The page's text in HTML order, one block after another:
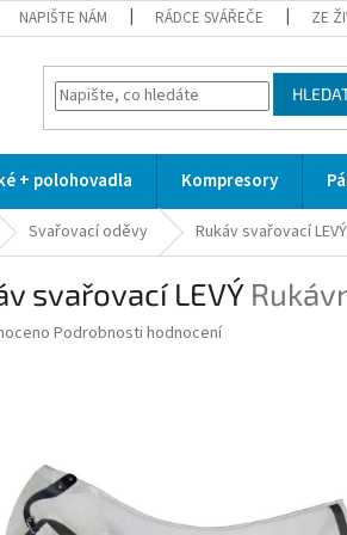
NAPIŠTE NÁM RÁDCE SVÁŘEČE ZE
+ polohovadla Kompresory
Svařovací oděvy Rukáv svařovací LEVÝ
svařovací LEVÝ
Podrobnosti hodnocení